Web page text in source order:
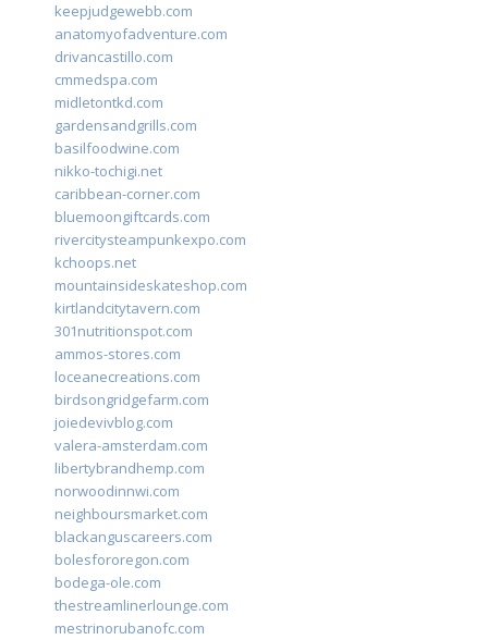
keepjudgewebb.com
anatomyofadventure.com
drivancastillo.com
cmmedspa.com
midletontkd.com
gardensandgrills.com
basilfoodwine.com
nikko-tochigi.net
caribbean-corner.com
bluemoongiftcards.com
rivercitysteampunkexpo.com
kchoops.net
mountainsideskateshop.com
kirtlandcitytavern.com
301nutritionspot.com
ammos-stores.com
loceanecreations.com
birdsongridgefarm.com
joiedevivblog.com
valera-amsterdam.com
libertybrandhemp.com
norwoodinnwi.com
neighboursmarket.com
blackanguscareers.com
bolesfororegon.com
bodega-ole.com
thestreamlinerlounge.com
mestrinorubanofc.com